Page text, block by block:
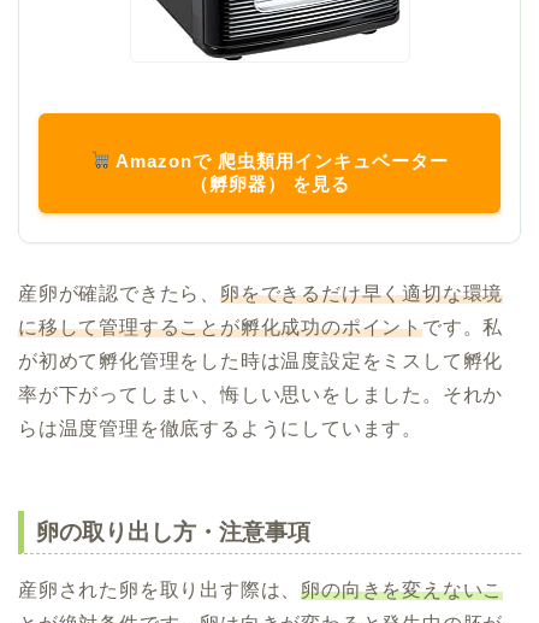
Amazonで 爬虫類用インキュベーター
（孵卵器） を見る
産卵が確認できたら、 卵をできるだけ早く適切な環境
に移して管理することが孵化成功のポイントです。私
が初めて孵化管理をした時は温度設定をミスして孵化
率が下がってしまい、悔しい思いをしました。それか
らは温度管理を徹底するようにしています。
卵の取り出し方・注意事項
産卵された卵を取り出す際は、卵の向きを変えないこ